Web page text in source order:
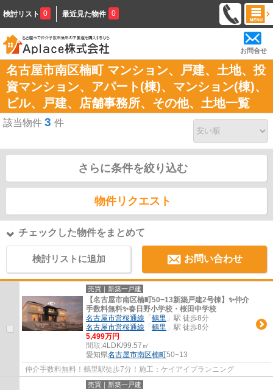
検討リスト 0 最近見た物件 0
お問合せ
名古屋市南区楠町 マンション、戸建、土地、投
資マンション、アパート(棟)、マンション(棟)、
ビル、戸建、店舗事務所、その他、土地一覧
該当物件 3 件
さらに条件を絞り込む
物件リクエスト
チェックした物件をまとめて
検討リストに追加 お問い合わせ
売買｜新築一戸建
【名古屋市南区楠町50−13新築戸建2号棟】✨️仲介
手数料無料✨️春日野小学校・桜田中学校
名古屋市営桜通線 「 鶴里 」駅 徒歩8分
名古屋市営桜通線 「 鶴里 」駅 徒歩8分
5,499万円
間取:4LDK/99.57㎡
愛知県名古屋市南区楠町50−13
仲介手数料無料！鶴里駅徒歩7分！施工：ケイアイプランニング
売買｜新築一戸建